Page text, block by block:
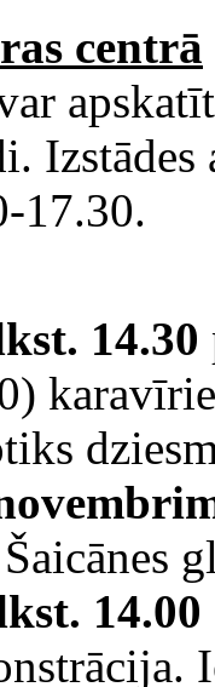
centrā
17.30.
14.30
14.00